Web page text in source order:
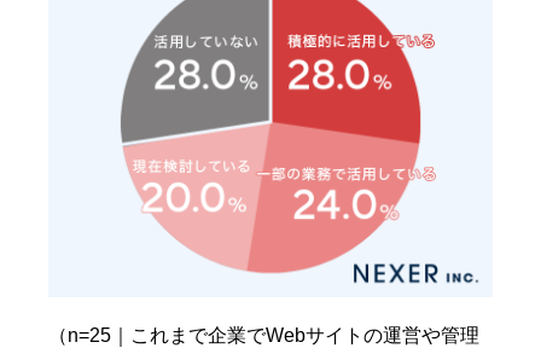
（n=25｜これまで企業でWebサイトの運営や管理